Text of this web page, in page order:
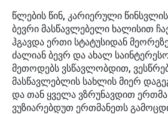
წლების წინ, კარიერული წინსვლის
ბევრი მასწავლებელი ხალისით
ჰგავდა ერთი სტატუსიდან
ძალიან ბევრ და ახალ
მეთოდებს ვსწავლობდით,
მასწავლებლის სახლის მიერ
და თან ყველა ვზრუნავდით
ვუზიარებდუთ ერთმანეთს